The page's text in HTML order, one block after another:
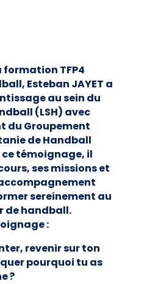
formation TFP4
Esteban JAYET a
au sein du
(LSH) avec
du Groupement
de Handball
ce témoignage, il
ses missions et
sereinement au
de handball.
:
revenir sur ton
pourquoi tu as
?